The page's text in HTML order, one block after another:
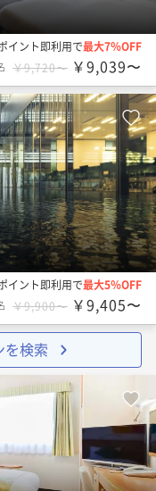
イント即利用で最大7％OFF
￥9,720〜 ￥9,039〜
イント即利用で最大5％OFF
￥9,900〜 ￥9,405〜
を検索